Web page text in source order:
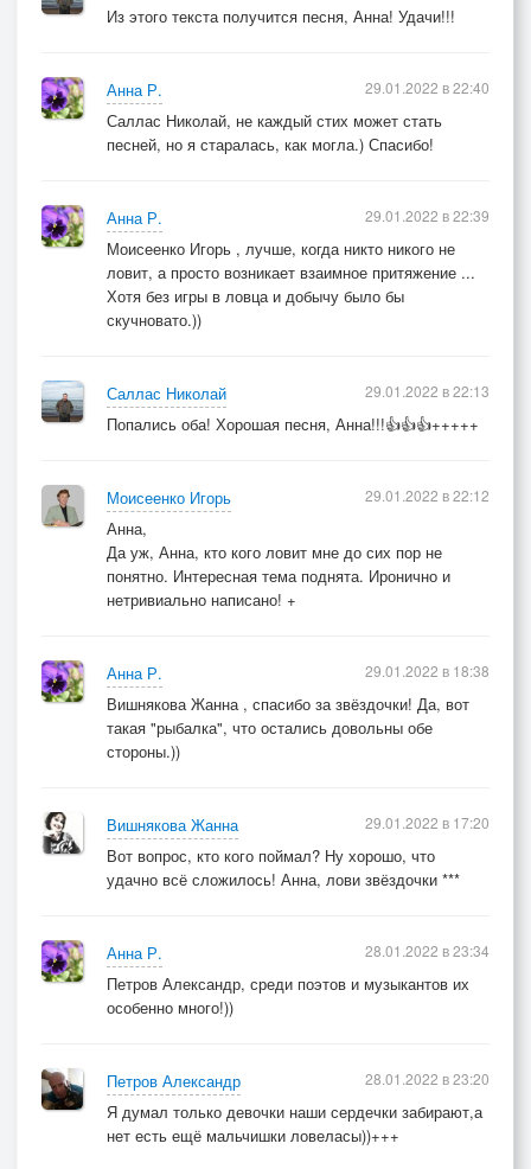
Из этого текста получится песня, Анна! Удачи!!!
Анна Р.
Саллас Николай, не каждый стих может стать
песней, но я старалась, как могла.) Спасибо!
29.01.2022 в 22:40
Анна Р.
Моисеенко Игорь , лучше, когда никто никого не
ловит, а просто возникает взаимное притяжение ...
Хотя без игры в ловца и добычу было бы
скучновато.))
29.01.2022 в 22:39
Саллас Николай
Попались оба! Хорошая песня, Анна!!!👍👍👍+++++
29.01.2022 в 22:13
Моисеенко Игорь
Анна,
Да уж, Анна, кто кого ловит мне до сих пор не
понятно. Интересная тема поднята. Иронично и
нетривиально написано! +
29.01.2022 в 22:12
Анна Р.
Вишнякова Жанна , спасибо за звёздочки! Да, вот
такая "рыбалка", что остались довольны обе
стороны.))
29.01.2022 в 18:38
Вишнякова Жанна
Вот вопрос, кто кого поймал? Ну хорошо, что
удачно всё сложилось! Анна, лови звёздочки ***
29.01.2022 в 17:20
Анна Р.
Петров Александр, среди поэтов и музыкантов их
особенно много!))
28.01.2022 в 23:34
Петров Александр
Я думал только девочки наши сердечки забирают,а
нет есть ещё мальчишки ловеласы))+++
28.01.2022 в 23:20